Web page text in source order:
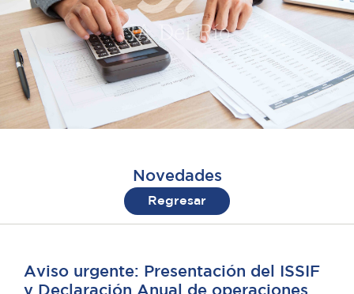
Novedades
Regresar
Aviso urgente: Presentación del ISSIF
y Declaración Anual de operaciones